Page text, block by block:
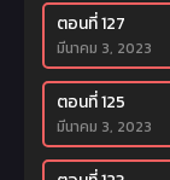
ตอนที่ 127
มีนาคม 3, 2023
ตอนที่ 125
มีนาคม 3, 2023